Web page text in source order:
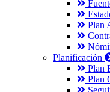
Plan
Planificación
Plan
Plan